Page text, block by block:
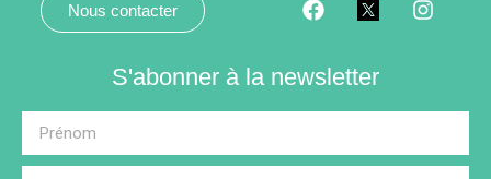
Nous contacter
S'abonner à la newsletter